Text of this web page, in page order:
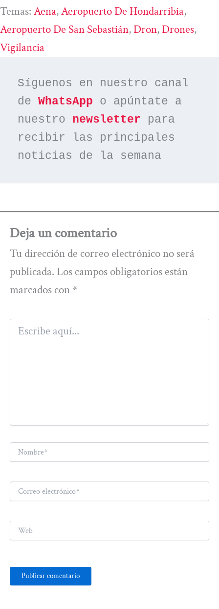
Temas: Aena, Aeropuerto De Hondarribia
Aeropuerto De San Sebastián, Dron, Drones
Vigilancia
Síguenos en nuestro canal
de WhatsApp o apúntate a
nuestro newsletter para
recibir las principales
noticias de la semana
Deja un comentario
Tu dirección de correo electrónico no será
publicada. Los campos obligatorios están
marcados con *
Escribe
aquí...
Correo
electrónico*
Web